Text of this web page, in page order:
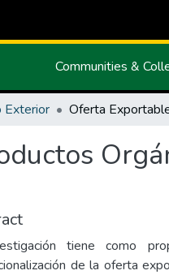
Communities &
Exterior
tiene como
de la oferta